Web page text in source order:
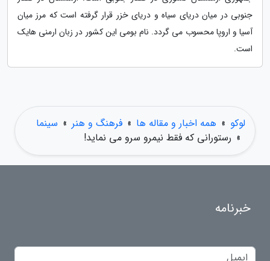
جنوبی در میان دریای سیاه و دریای خزر قرار گرفته است که مرز میان
آسیا و اروپا محسوب می گردد. نام بومی این کشور در زبان ارمنی هایک
است.
لوکو » همه اخبار و مقاله ها » فرهنگ و هنر » سینما
» رستورانی که فقط نیمرو سرو می نماید!
خبرنامه